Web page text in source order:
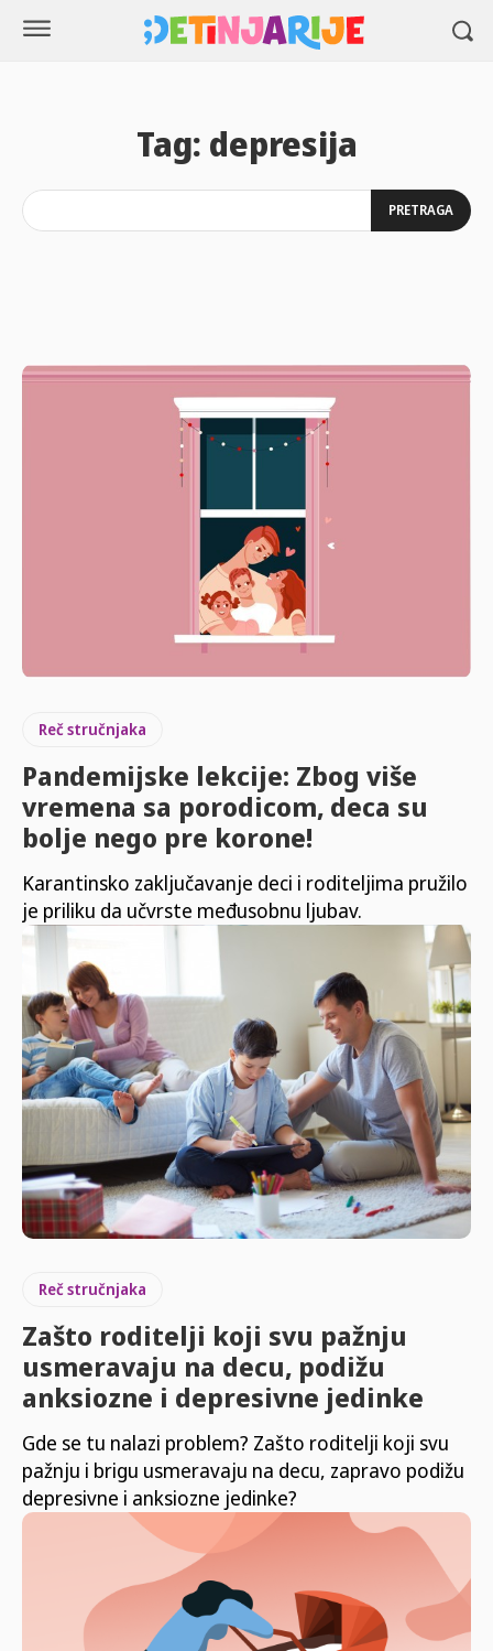
Tag: depresija
PRETRAGA
Reč stručnjaka
Pandemijske lekcije: Zbog više
vremena sa porodicom, deca su
bolje nego pre korone!
Karantinsko zaključavanje deci i roditeljima pružilo
je priliku da učvrste međusobnu ljubav.
Reč stručnjaka
Zašto roditelji koji svu pažnju
usmeravaju na decu, podižu
anksiozne i depresivne jedinke
Gde se tu nalazi problem? Zašto roditelji koji svu
pažnju i brigu usmeravaju na decu, zapravo podižu
depresivne i anksiozne jedinke?